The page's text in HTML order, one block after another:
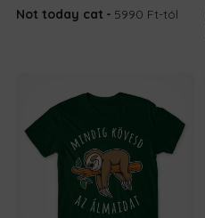
Not today cat 5990 Ft-tól